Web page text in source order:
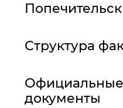
Структура
Официальные
документы